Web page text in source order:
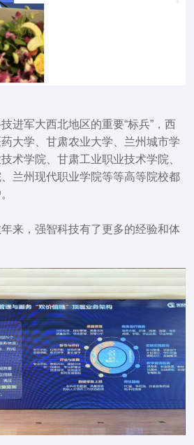
进军大西北地区的重要“标兵”，西
大学、甘肃农业大学、兰州城市学
术学院、甘肃工业职业技术学院、
兰州现代职业学院等等高等院校都
来，强智科技有了更多的经验和体